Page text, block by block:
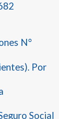
N°
Por
Social